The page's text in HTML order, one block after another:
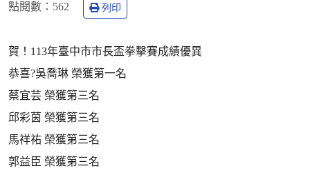
點閱數： 562 列印
賀！113年臺中市市長盃拳擊賽成績優異
恭喜?吳喬琳 榮獲第一名
蔡宜芸 榮獲第三名
邱彩茵 榮獲第三名
馬祥祐 榮獲第三名
郭益臣 榮獲第三名